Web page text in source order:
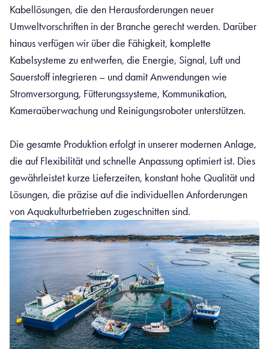
Kabellösungen, die den Herausforderungen neuer
Umweltvorschriften in der Branche gerecht werden. Darüber
hinaus verfügen wir über die Fähigkeit, komplette
Kabelsysteme zu entwerfen, die Energie, Signal, Luft und
Sauerstoff integrieren – und damit Anwendungen wie
Stromversorgung, Fütterungssysteme, Kommunikation,
Kameraüberwachung und Reinigungsroboter unterstützen.
Die gesamte Produktion erfolgt in unserer modernen Anlage,
die auf Flexibilität und schnelle Anpassung optimiert ist. Dies
gewährleistet kurze Lieferzeiten, konstant hohe Qualität und
Lösungen, die präzise auf die individuellen Anforderungen
von Aquakulturbetrieben zugeschnitten sind.